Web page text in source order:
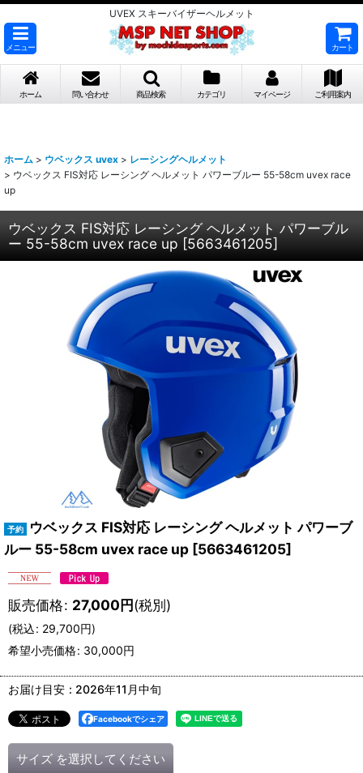
UVEX スキーバイザーヘルメット
メニュー カート
ホーム 問い合わせ 商品検索 カテゴリ マイページ ご利用案内
ホーム > ウベックス uvex > レーシングヘルメット
> ウベックス FIS対応 レーシング ヘルメット パワーブルー 55-58cm uvex race
up
ウベックス FIS対応 レーシング ヘルメット パワーブル
ー 55-58cm uvex race up [5663461205]
ウベックス FIS対応 レーシング ヘルメット パワーブ
ルー 55-58cm uvex race up [5663461205]
販売価格: 27,000円(税別)
(税込: 29,700円)
希望小売価格: 30,000円
お届け目安 : 2026年11月中旬
Facebookでシェア
サイズ を選択してください